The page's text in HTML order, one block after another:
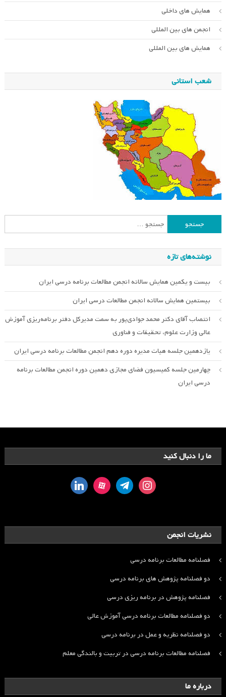
همایش های داخلی
انجمن های بین المللی
همایش های بین المللی
شعب استانی
جستجو
برای:
نوشته‌های تازه
بیست و یکمین همایش سالانه انجمن مطالعات برنامه درسی ایران
بیستمین همایش سالانه انجمن مطالعات درسی ایران
انتصاب آقای دکتر محمد جوادی‌پور به سمت مدیرکل دفتر برنامه‌ریزی آموزش
عالی وزارت علوم، تحقیقات و فناوری
یازدهمین جلسه هیات مدیره دوره دهم انجمن مطالعات برنامه درسی ایران
چهارمین جلسه کمیسیون فضای مجازی دهمین دوره انجمن مطالعات برنامه
درسی ایران
ما را دنبال کنید
instagram
telegram
aparat
linkedin
نشریات انجمن
فصلنامه مطالعات برنامه درسی
دو فصلنامه پژوهش های برنامه درسی
فصلنامه پژوهش در برنامه ریزی درسی
دو فصلنامه مطالعات برنامه درسی آموزش عالی
دو فصلنامه نظریه و عمل در برنامه درسی
فصلنامه مطالعات برنامه درسی در تربیت و بالندگی معلم
درباره ما